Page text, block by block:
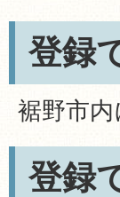
登録
裾野市
登録